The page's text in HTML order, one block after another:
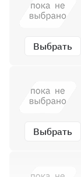
Выбрать
Выбрать